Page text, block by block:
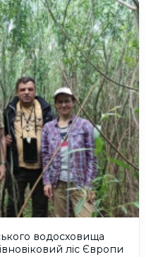
водосховища
ліс Європи